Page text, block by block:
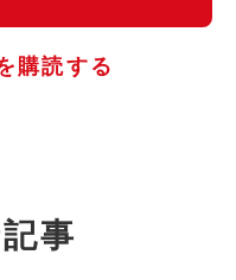
購読する
事